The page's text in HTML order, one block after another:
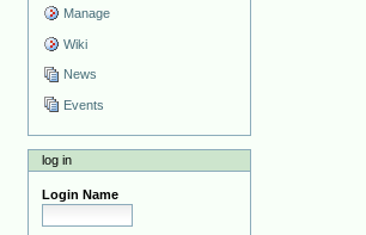
Manage
Wiki
News
Events
log in
Login Name